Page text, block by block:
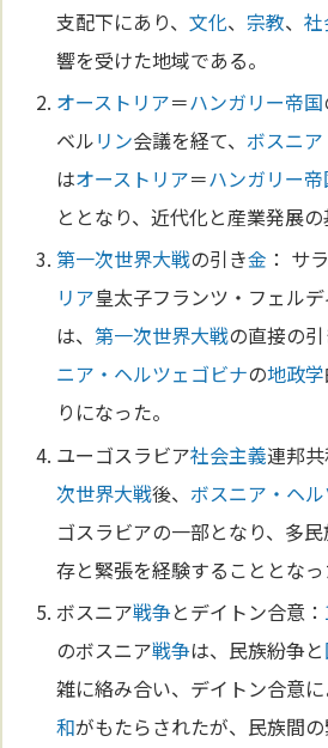
支配下にあり、文化、 宗教、
響を受けた地域である。
オーストリア＝ハンガリー帝国
ベルリン会議を経て、 ボスニ
はオーストリア＝ハンガリー
ととなり、近代化と産業発展の
第一次世界大戦の引き金 ： サ
リア皇太子フランツ・フェル
は、第一次世界大戦の直接の
ニア・ヘルツェゴビナの地政学
りになった。
ユーゴスラビア社会主義連邦
次世界大戦後、 ボスニア・ヘ
ゴスラビアの一部となり、多民
存と緊張を経験することとなっ
ボスニア戦争とデイトン合意：
のボスニア戦争は、民族紛争と
雑に絡み合い、デイトン合意
和がもたらされたが、民族間